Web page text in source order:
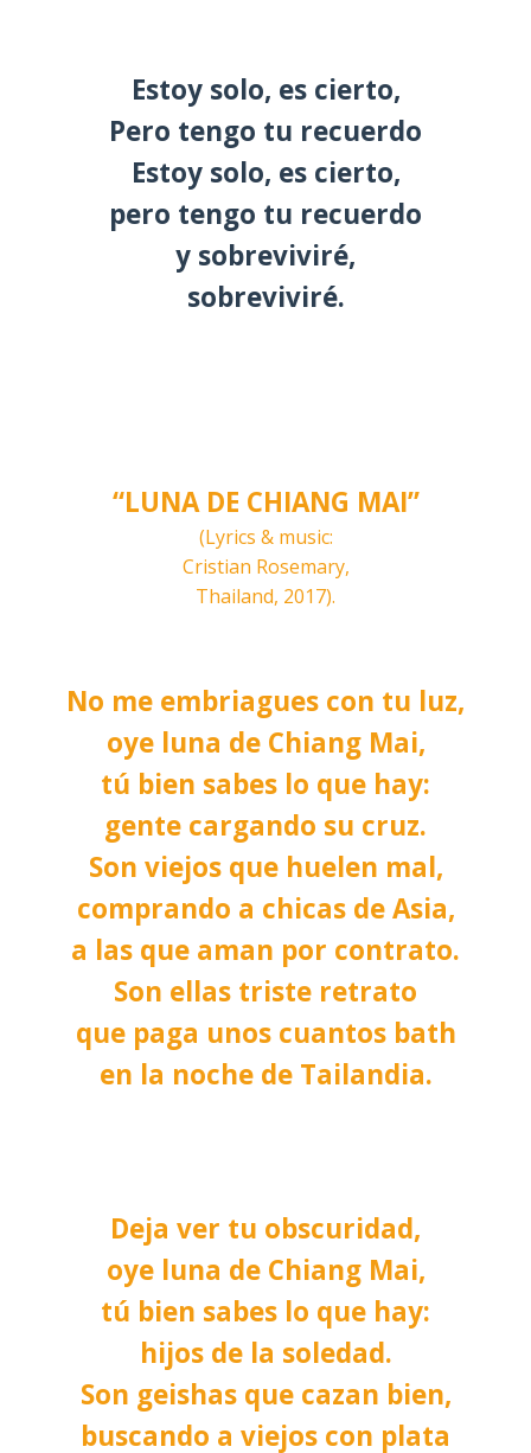
Estoy solo, es cierto,
Pero tengo tu recuerdo
Estoy solo, es cierto,
pero tengo tu recuerdo
y sobreviviré,
sobreviviré.
“LUNA DE CHIANG MAI”
(Lyrics & music:
Cristian Rosemary,
Thailand, 2017).
No me embriagues con tu luz,
oye luna de Chiang Mai,
tú bien sabes lo que hay:
gente cargando su cruz.
Son viejos que huelen mal,
comprando a chicas de Asia,
a las que aman por contrato.
Son ellas triste retrato
que paga unos cuantos bath
en la noche de Tailandia.
Deja ver tu obscuridad,
oye luna de Chiang Mai,
tú bien sabes lo que hay:
hijos de la soledad.
Son geishas que cazan bien,
buscando a viejos con plata